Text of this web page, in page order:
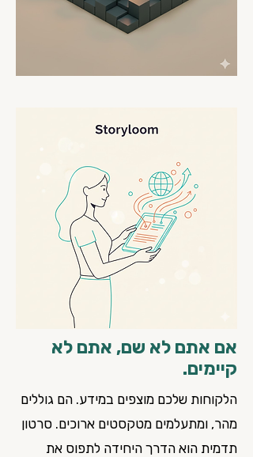
אם אתם לא שם, אתם לא
קיימים.
הלקוחות שלכם מוצפים במידע. הם גוללים
מהר, ומתעלמים מטקסטים ארוכים. סרטון
תדמית הוא הדרך היחידה לתפוס את